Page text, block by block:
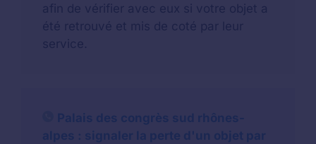
afin de vérifier avec eux si votre objet a
été retrouvé et mis de coté par leur
service.